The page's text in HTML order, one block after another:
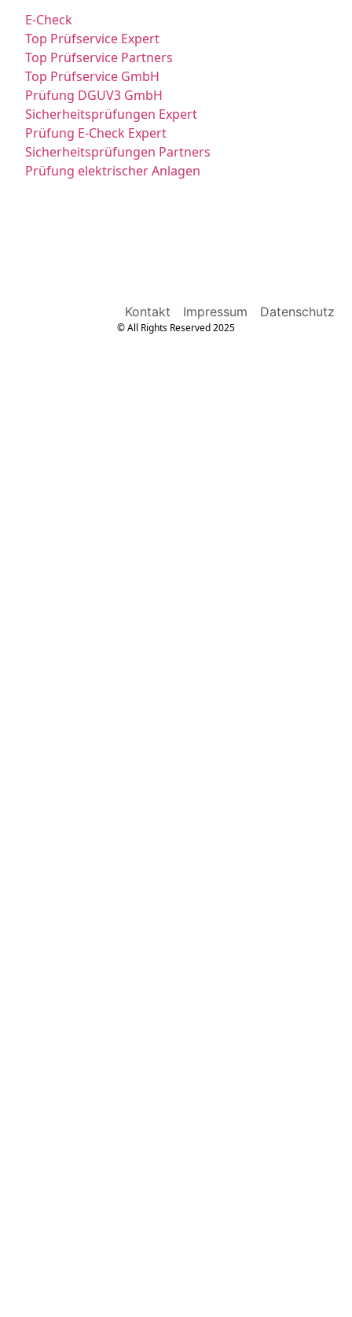
E-Check
Top Prüfservice Expert
Top Prüfservice Partners
Top Prüfservice GmbH
Prüfung DGUV3 GmbH
Sicherheitsprüfungen Expert
Prüfung E-Check Expert
Sicherheitsprüfungen Partners
Prüfung elektrischer Anlagen
Kontakt Impressum Datenschutz
© All Rights Reserved 2025